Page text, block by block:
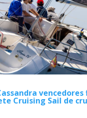
Cruising Sail de